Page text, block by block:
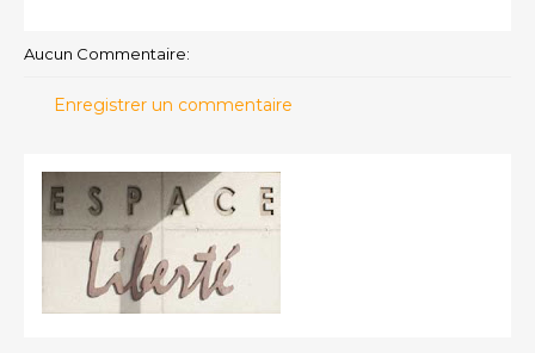
Aucun Commentaire:
Enregistrer un commentaire